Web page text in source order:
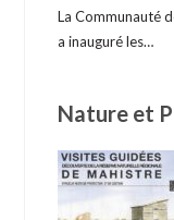
La Communauté
a inauguré les…
Nature et